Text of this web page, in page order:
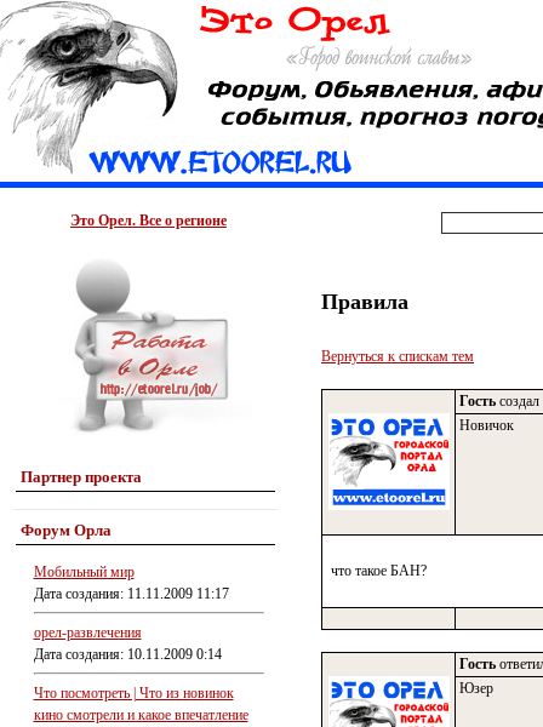
Это Орел. Все о регионе
Партнер проекта
Форум Орла
Мобильный мир
Дата создания: 11.11.2009 11:17
орел-развлечения
Дата создания: 10.11.2009 0:14
Что посмотреть | Что из новинок
кино смотрели и какое впечатление
Правила
Вернуться к спискам тем
Гость
Новичок
что такое БАН?
Гость
Юзер